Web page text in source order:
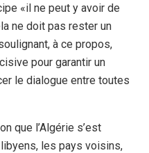
«il ne peut y avoir de
ne doit pas rester un
à ce propos,
pour garantir un
le dialogue entre toutes
que l’Algérie s’est
les pays voisins,